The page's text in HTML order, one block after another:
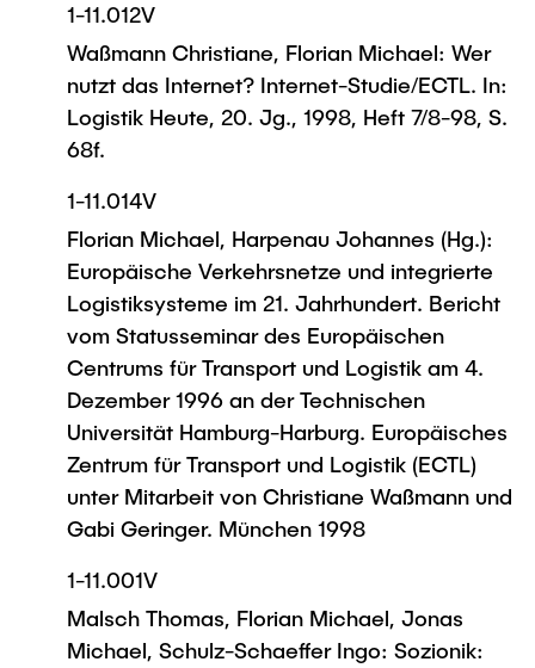
1-11.012V
Waßmann Christiane, Florian Michael: Wer
nutzt das Internet? Internet-Studie/ECTL. In:
Logistik Heute, 20. Jg., 1998, Heft 7/8-98, S.
68f.
1-11.014V
Florian Michael, Harpenau Johannes (Hg.):
Europäische Verkehrsnetze und integrierte
Logistiksysteme im 21. Jahrhundert. Bericht
vom Statusseminar des Europäischen
Centrums für Transport und Logistik am 4.
Dezember 1996 an der Technischen
Universität Hamburg-Harburg. Europäisches
Zentrum für Transport und Logistik (ECTL)
unter Mitarbeit von Christiane Waßmann und
Gabi Geringer. München 1998
1-11.001V
Malsch Thomas, Florian Michael, Jonas
Michael, Schulz-Schaeffer Ingo: Sozionik: